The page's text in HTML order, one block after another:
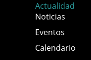
Actualidad
Noticias
Eventos
Calendario